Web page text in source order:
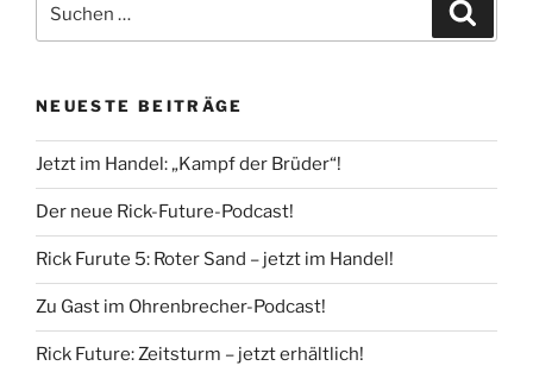
nach:
NEUESTE BEITRÄGE
Jetzt im Handel: „Kampf der Brüder“!
Der neue Rick-Future-Podcast!
Rick Furute 5: Roter Sand – jetzt im Handel!
Zu Gast im Ohrenbrecher-Podcast!
Rick Future: Zeitsturm – jetzt erhältlich!